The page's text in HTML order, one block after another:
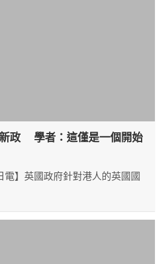
政 學者：這僅是一個開始
電】英國政府針對港人的英國國